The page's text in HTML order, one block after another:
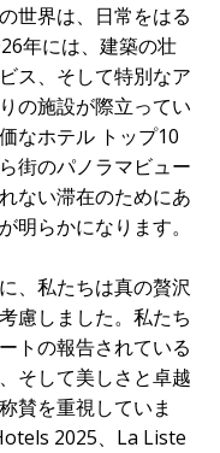
世界は、日常をはる
年には、建築の壮
ス、そして特別なア
の施設が際立ってい
なホテル トップ10
街のパノラマビュー
ない滞在のためにあ
明らかになります。
、私たちは真の贅沢
慮しました。私たち
トの報告されている
そして美しさと卓越
賛を重視していま
2025、La Liste